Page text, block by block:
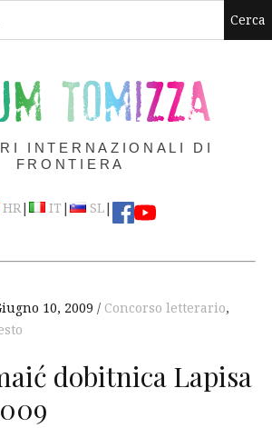
TOMIZZA
INTERNAZIONALI DI
FRONTIERA
| IT | SL|
10, 2009 Concorso letterario,
dobitnica Lapisa